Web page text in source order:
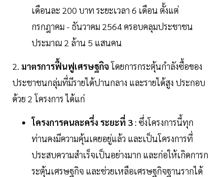
เดือนละ 200 บาท ระยะเวลา 6 เดือน ตั้งแต่
กรกฎาคม - ธันวาคม 2564 ครอบคลุมประชาชน
ประมาณ 2 ล้าน 5 แสนคน
2. มาตรการฟื้นฟูเศรษฐกิจโดยการกระตุ้นกำลังซื้อของ
ประชาชนกลุ่มที่มีรายได้ปานกลาง และรายได้สูง ประกอบ
ด้วย 2 โครงการ ได้แก่
โครงการคนละครึ่ง ระยะที่ 3 : ซึ่งโครงการนี้ทุก
ท่านคงมีความคุ้นเคยอยู่แล้ว และเป็นโครงการที่
ประสบความสำเร็จเป็นอย่างมาก และก่อให้เกิดการก
ระตุ้นเศรษฐกิจ และช่วยเหลือเศรษฐกิจฐานรากได้